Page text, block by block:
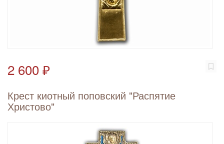
2 600 ₽
Крест киотный поповский "Распятие
Христово"